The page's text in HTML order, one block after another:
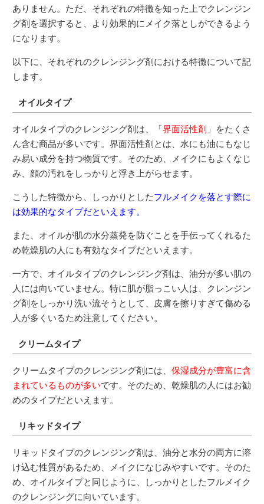
ありません。ただ、それぞれの特徴を知った上でクレンジン
グ剤を選択すると、より効果的にメイク落としができるよう
になります。
以下に、それぞれのクレンジング剤における特徴について記
します。
オイルタイプ
オイルタイプのクレンジング剤は、「界面活性剤 」をたくさ
ん含む商品が多いです。界面活性剤とは、水にも油にもなじ
み易い成分を持つ物質です。そのため、メイクにもよくなじ
み、顔の汚れをしっかりと浮き上がらせます。
こうした特徴から、しっかりとしたフルメイクを落とす際に
は効果的なタイプだといえます。
また、オイルが肌の水分蒸発を防ぐことを手伝ってくれるた
め乾燥肌の人にも有効なタイプだといえます。
一方で、オイルタイプのクレンジング剤は、油分が多い肌の
人には向いていません。特に肌が脂っこい人は、クレンジン
グ剤をしっかり洗い流そうとして、皮膚を擦りすぎて傷める
人が多くいるため注意してください。
クリームタイプ
クリームタイプのクレンジング剤には、保湿成分が豊富に含
まれているものが多いです。そのため、乾燥肌の人にはお勧
めのタイプだといえます。
リキッドタイプ
リキッドタイプのクレンジング剤は、油分と水分の両方に溶
け込む性質があるため、メイクになじみやすいです。そのた
め、オイルタイプと同じように、しっかりとしたフルメイク
のクレンジングに向いています。